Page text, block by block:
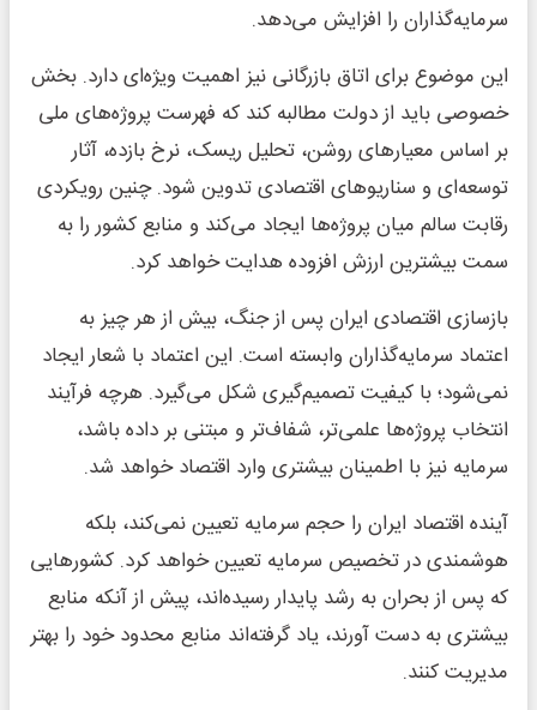
سرمایه‌گذاران را افزایش می‌دهد.
این موضوع برای اتاق بازرگانی نیز اهمیت ویژه‌ای دارد. بخش
خصوصی باید از دولت مطالبه کند که فهرست پروژه‌های ملی
بر اساس معیارهای روشن، تحلیل ریسک، نرخ بازده، آثار
توسعه‌ای و سناریوهای اقتصادی تدوین شود. چنین رویکردی
رقابت سالم میان پروژه‌ها ایجاد می‌کند و منابع کشور را به
سمت بیشترین ارزش افزوده هدایت خواهد کرد.
بازسازی اقتصادی ایران پس از جنگ، بیش از هر چیز به
اعتماد سرمایه‌گذاران وابسته است. این اعتماد با شعار ایجاد
نمی‌شود؛ با کیفیت تصمیم‌گیری شکل می‌گیرد. هرچه فرآیند
انتخاب پروژه‌ها علمی‌تر، شفاف‌تر و مبتنی بر داده باشد،
سرمایه نیز با اطمینان بیشتری وارد اقتصاد خواهد شد.
آینده اقتصاد ایران را حجم سرمایه تعیین نمی‌کند، بلکه
هوشمندی در تخصیص سرمایه تعیین خواهد کرد. کشورهایی
که پس از بحران به رشد پایدار رسیده‌اند، پیش از آنکه منابع
بیشتری به دست آورند، یاد گرفته‌اند منابع محدود خود را بهتر
مدیریت کنند.